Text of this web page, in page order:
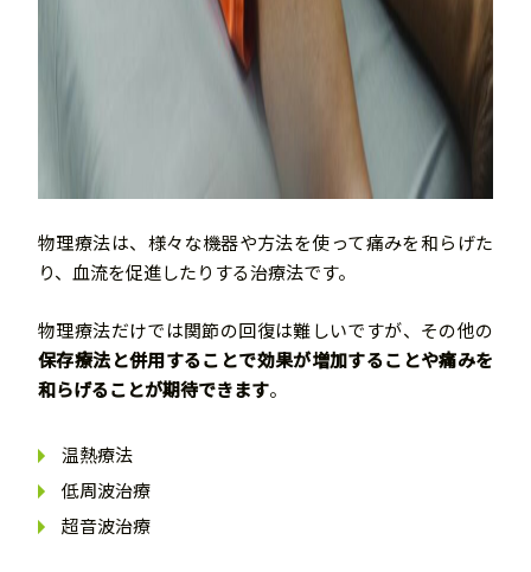
物理療法は、様々な機器や方法を使って痛みを和らげた
り、血流を促進したりする治療法です。
物理療法だけでは関節の回復は難しいですが、その他の
保存療法と併用することで効果が増加することや痛みを
和らげることが期待できます。
温熱療法
低周波治療
超音波治療